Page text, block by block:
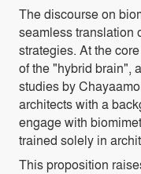
The discourse on
seamless translation
strategies. At the
of the "hybrid brain",
studies by
architects with a
engage with
trained solely in
This proposition